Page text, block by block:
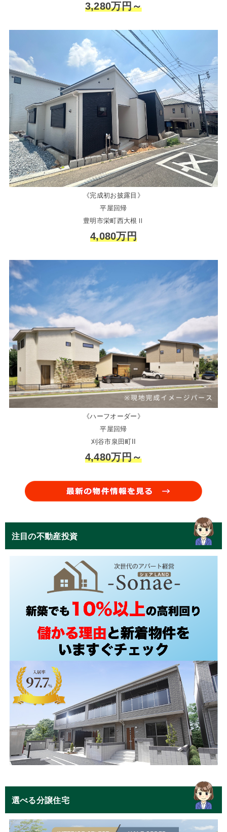
3,280万円～
《完成初お披露目》
平屋回帰
豊明市栄町西大根Ⅱ
4,080万円
《ハーフオーダー》
平屋回帰
刈谷市泉田町II
4,480万円～
注目の不動産投資
選べる分譲住宅